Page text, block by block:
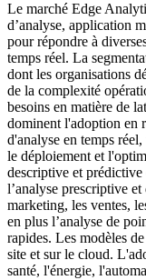
Le marché Edge
d’analyse, application
pour répondre à
temps réel. La
dont les organisations
de la complexité
besoins en matière de
dominent l'adoption en
d'analyse en temps
le déploiement et
descriptive et prédictive
l’analyse prescriptive
marketing, les ventes,
en plus l’analyse de
rapides. Les modèles
site et sur le cloud.
santé, l'énergie,